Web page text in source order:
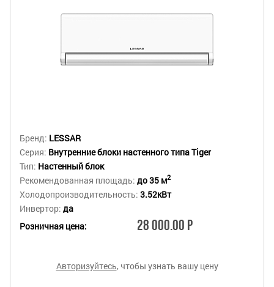
Бренд: LESSAR
Серия: Внутренние блоки настенного типа Tiger
Тип: Настенный блок
Рекомендованная площадь: до 35 м2
Холодопроизводительность: 3.52кВт
Инвертор: да
Розничная цена:
28 000.00 Р
Авторизуйтесь, чтобы узнать вашу цену